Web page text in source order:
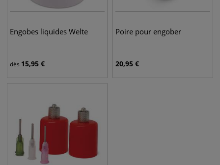
Engobes liquides Welte
dès 15,95 €
Poire pour engober
20,95 €